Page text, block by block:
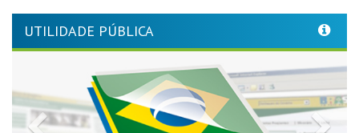
UTILIDADE PÚBLICA
Previous